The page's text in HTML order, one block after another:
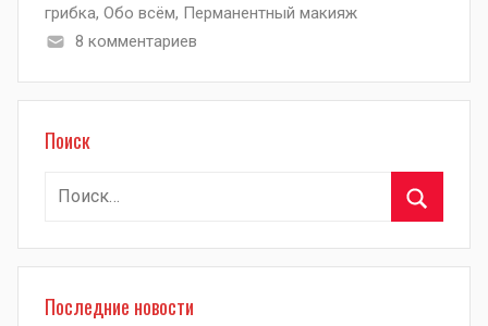
грибка, Обо всём, Перманентный макияж
8 комментариев
Поиск
Найти:
Последние новости